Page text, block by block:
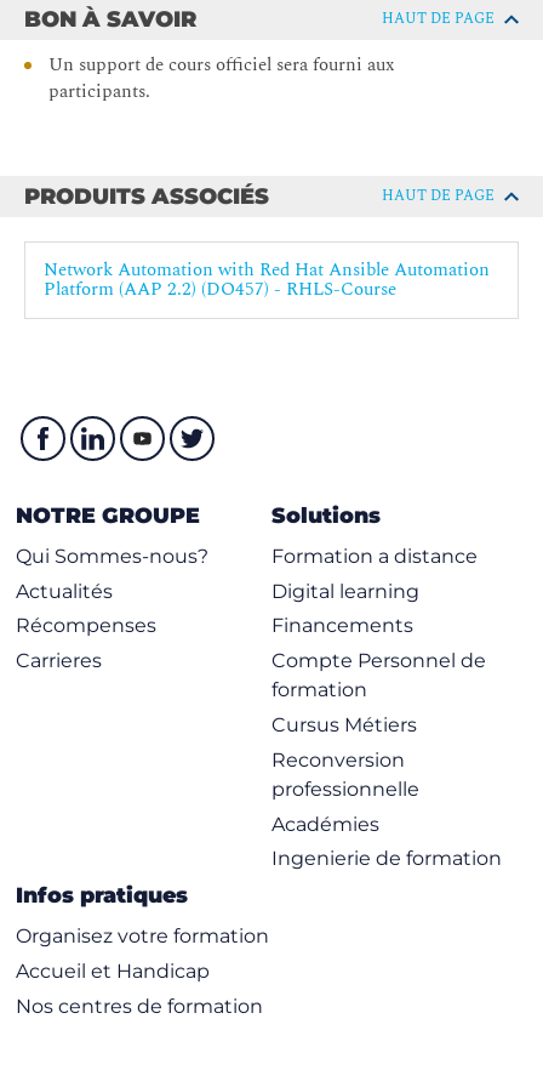
BON À SAVOIR HAUT DE PAGE
Un support de cours officiel sera fourni aux
participants.
PRODUITS ASSOCIÉS HAUT DE PAGE
Network Automation with Red Hat Ansible Automation
Platform (AAP 2.2) (DO457) - RHLS-Course
NOTRE GROUPE
Qui Sommes-nous?
Actualités
Récompenses
Carrieres
Solutions
Formation a distance
Digital learning
Financements
Compte Personnel de
formation
Cursus Métiers
Reconversion
professionnelle
Académies
Ingenierie de formation
Infos pratiques
Organisez votre formation
Accueil et Handicap
Nos centres de formation